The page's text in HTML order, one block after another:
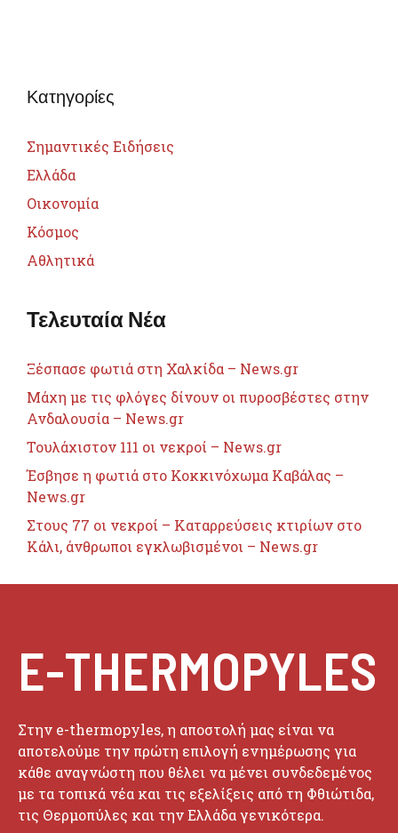
Κατηγορίες
Σημαντικές Ειδήσεις
Ελλάδα
Οικονομία
Κόσμος
Αθλητικά
Τελευταία Νέα
Ξέσπασε φωτιά στη Χαλκίδα – News.gr
Μάχη με τις φλόγες δίνουν οι πυροσβέστες στην
Ανδαλουσία – News.gr
Τουλάχιστον 111 οι νεκροί – News.gr
Έσβησε η φωτιά στο Κοκκινόχωμα Καβάλας –
News.gr
Στους 77 οι νεκροί – Καταρρεύσεις κτιρίων στο
Κάλι, άνθρωποι εγκλωβισμένοι – News.gr
E-THERMOPYLES
Στην e-thermopyles, η αποστολή μας είναι να
αποτελούμε την πρώτη επιλογή ενημέρωσης για
κάθε αναγνώστη που θέλει να μένει συνδεδεμένος
με τα τοπικά νέα και τις εξελίξεις από τη Φθιώτιδα,
τις Θερμοπύλες και την Ελλάδα γενικότερα.